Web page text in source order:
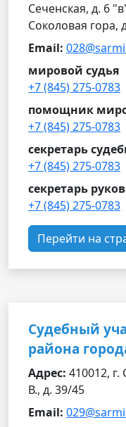
Сеченская, д. 6
Соколовая гора,
Email:
мировой судья
+7 (845) 275-0783
помощник
+7 (845) 275-0783
секретарь
+7 (845) 275-0783
секретарь
+7 (845) 275-0783
Перейти на
Судебный
района
Адрес: 410012,
В., д. 39/45
Email: